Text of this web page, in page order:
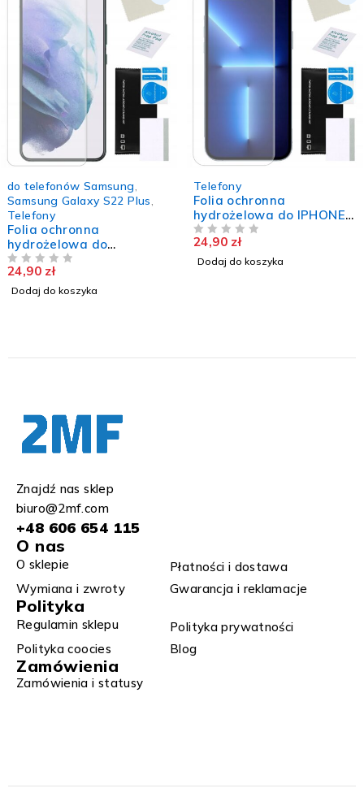
do telefonów Samsung
Samsung Galaxy S22 Plus
Telefony
Folia ochronna
hydrożelowa do
SAMSUNG GALAXY S22
PLUS trwała mocna
szkłoTPU
24,90 zł
Dodaj do koszyka
Telefony
Folia ochronna
hydrożelowa do IPHONE
13 PRO MAX wytrzymała
mocna szkło TPU
24,90 zł
Dodaj do koszyka
Znajdź nas sklep
biuro@2mf.com
+48 606 654 115
O nas
O sklepie
Płatności i dostawa
Wymiana i zwroty​
Gwarancja i reklamacje​​
Polityka
Regulamin sklepu​
Polityka prywatności
Polityka coocies
Blog
Zamówienia
Zamówienia i statusy